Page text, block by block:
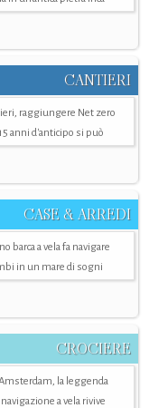
CANTIERI
raggiungere Net zero
anni d'anticipo si può
CASE & ARREDI
barca a vela fa navigare
in un mare di sogni
CROCIERE
la leggenda
a vela rivive